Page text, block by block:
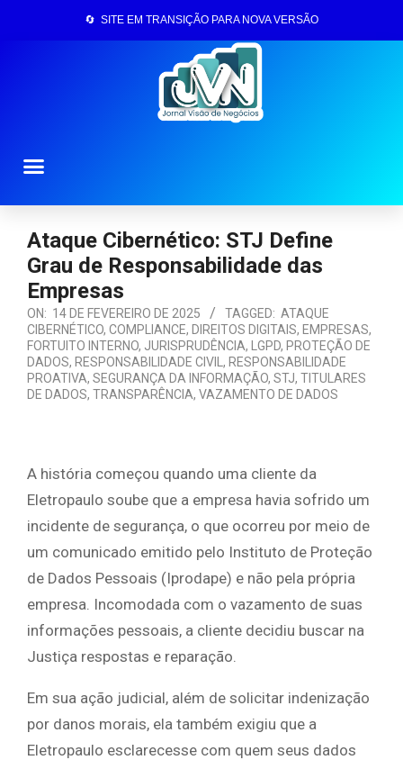
🔄 SITE EM TRANSIÇÃO PARA NOVA VERSÃO
Ataque Cibernético: STJ Define
Grau de Responsabilidade das
Empresas
ON: 14 DE FEVEREIRO DE 2025 TAGGED: ATAQUE
CIBERNÉTICO, COMPLIANCE, DIREITOS DIGITAIS, EMPRESAS,
FORTUITO INTERNO, JURISPRUDÊNCIA, LGPD, PROTEÇÃO DE
DADOS, RESPONSABILIDADE CIVIL , RESPONSABILIDADE
PROATIVA, SEGURANÇA DA INFORMAÇÃO, STJ, TITULARES
DE DADOS, TRANSPARÊNCIA, VAZAMENTO DE DADOS
A história começou quando uma cliente da
Eletropaulo soube que a empresa havia sofrido um
incidente de segurança, o que ocorreu por meio de
um comunicado emitido pelo Instituto de Proteção
de Dados Pessoais (Iprodape) e não pela própria
empresa. Incomodada com o vazamento de suas
informações pessoais, a cliente decidiu buscar na
Justiça respostas e reparação.
Em sua ação judicial, além de solicitar indenização
por danos morais, ela também exigiu que a
Eletropaulo esclarecesse com quem seus dados